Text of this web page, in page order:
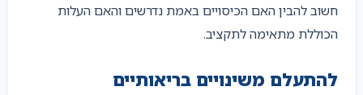
חשוב להבין האם הכיסויים באמת נדרשים והאם העלות
הכוללת מתאימה לתקציב.
להתעלם משינויים בריאותיים